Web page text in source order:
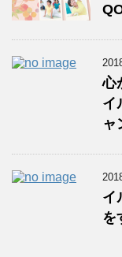
心
イ
ャ
イ
を